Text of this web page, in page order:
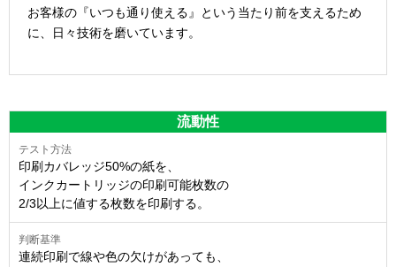
お客様の『いつも通り使える』という当たり前を支えるため
に、日々技術を磨いています。
流動性
印刷カバレッジ50%の紙を、
インクカートリッジの印刷可能枚数の
2/3以上に値する枚数を印刷する。
連続印刷で線や色の欠けがあっても、